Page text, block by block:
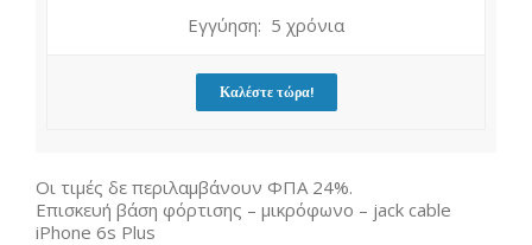
Εγγύηση: 5 χρόνια
Καλέστε τώρα!
Οι τιμές δε περιλαμβάνουν ΦΠΑ 24%.
Επισκευή βάση φόρτισης – μικρόφωνο – jack cable
iPhone 6s Plus